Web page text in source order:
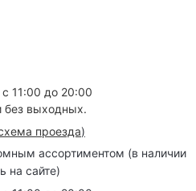
11:00 до 20:00
без выходных.
проезда)
ассортиментом (в наличии
на сайте)